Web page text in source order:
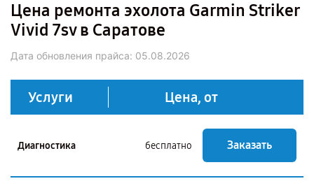
Цена ремонта эхолота Garmin Striker
Vivid 7sv в Саратове
Дата обновления прайса: 05.08.2026
Услуги Цена, от
Диагностика бесплатно Заказать